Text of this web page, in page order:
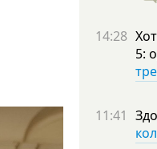
14:28
5:
11:41